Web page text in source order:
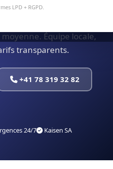
batiment à
gratuit sous 24h,
Équipe locale,
transparents.
+41 78 319 32 82
24/7 Kaisen SA
LPD + RGPD.